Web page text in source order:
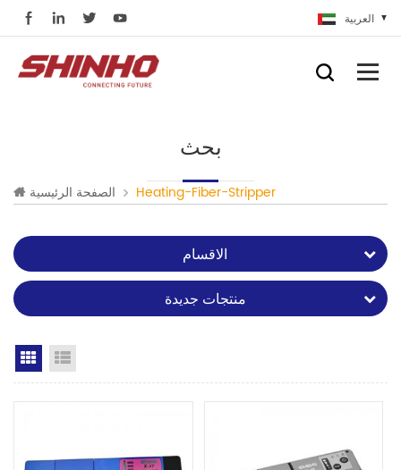
العربية
بحث
الصفحة الرئيسية Heating-Fiber-Stripper
الاقسام
منتجات جديدة
Grid View